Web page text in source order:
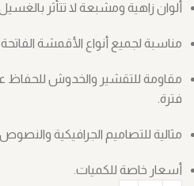
ألوان زاهية ومشبعة لا تتأثر بالغسيل
مناسبة لجميع أنواع الأقمشة
مقاومة للتقشير والخدوش
فترة.
مثالية للتصاميم الجرافيكية والنصوص
أسعار خاصة للكميات.